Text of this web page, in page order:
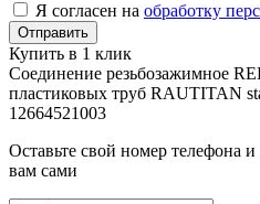
Я согласен на обработку
Купить в 1 клик
Соединение резьбозажимное
пластиковых труб RAUTITAN
12664521003
Оставьте свой номер телефона
вам сами